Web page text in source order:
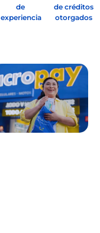
de
experiencia
de créditos
otorgados